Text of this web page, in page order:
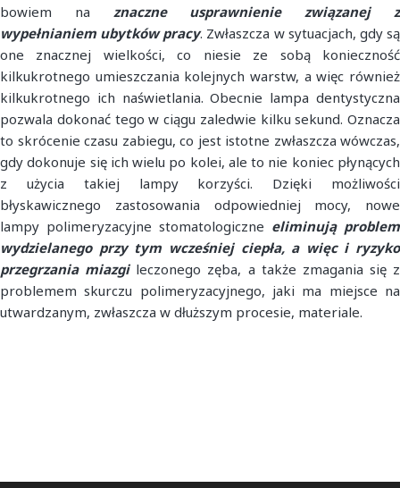
bowiem na znaczne usprawnienie związanej z
wypełnianiem ubytków pracy. Zwłaszcza w sytuacjach, gdy są
one znacznej wielkości, co niesie ze sobą konieczność
kilkukrotnego umieszczania kolejnych warstw, a więc również
kilkukrotnego ich naświetlania. Obecnie lampa dentystyczna
pozwala dokonać tego w ciągu zaledwie kilku sekund. Oznacza
to skrócenie czasu zabiegu, co jest istotne zwłaszcza wówczas,
gdy dokonuje się ich wielu po kolei, ale to nie koniec płynących
z użycia takiej lampy korzyści. Dzięki możliwości
błyskawicznego zastosowania odpowiedniej mocy, nowe
lampy polimeryzacyjne stomatologiczne eliminują problem
wydzielanego przy tym wcześniej ciepła, a więc i ryzyko
przegrzania miazgileczonego zęba, a także zmagania się z
problemem skurczu polimeryzacyjnego, jaki ma miejsce na
utwardzanym, zwłaszcza w dłuższym procesie, materiale.